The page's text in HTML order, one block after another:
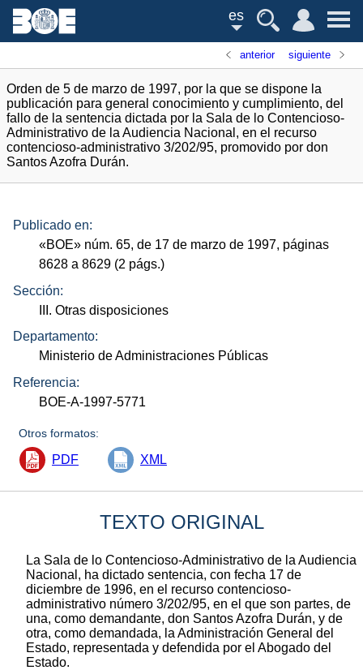
es
anterior siguiente
Orden de 5 de marzo de 1997, por la que se dispone la
publicación para general conocimiento y cumplimiento, del
fallo de la sentencia dictada por la Sala de lo Contencioso-
Administrativo de la Audiencia Nacional, en el recurso
contencioso-administrativo 3/202/95, promovido por don
Santos Azofra Durán.
Publicado en:
«BOE» núm. 65, de 17 de marzo de 1997, páginas
8628 a 8629 (2 págs.)
Sección:
III. Otras disposiciones
Departamento:
Ministerio de Administraciones Públicas
Referencia:
BOE-A-1997-5771
Otros formatos:
PDF XML
TEXTO ORIGINAL
La Sala de lo Contencioso-Administrativo de la Audiencia
Nacional, ha dictado sentencia, con fecha 17 de
diciembre de 1996, en el recurso contencioso-
administrativo número 3/202/95, en el que son partes, de
una, como demandante, don Santos Azofra Durán, y de
otra, como demandada, la Administración General del
Estado, representada y defendida por el Abogado del
Estado.